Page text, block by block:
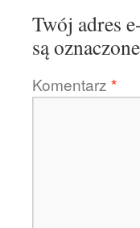
Twój adres
są oznaczone
Komentarz *